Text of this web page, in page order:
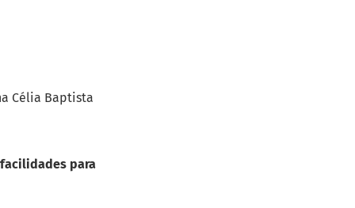
Célia Baptista
para